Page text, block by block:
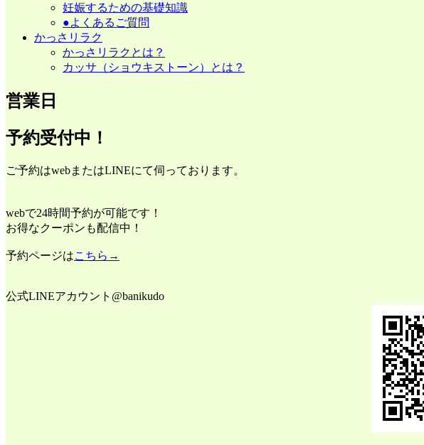
妊娠するための基礎知識
●よくあるご質問
かっさリラク
かっさリラクとは？
カッサ（ショウキストーン）とは？
営業日
予約受付中！
ご予約はwebまたはLINEにて伺っております。
webで24時間予約が可能です！
お得なクーポンも配信中！
予約ページはこちら→
公式LINEアカウント@banikudo